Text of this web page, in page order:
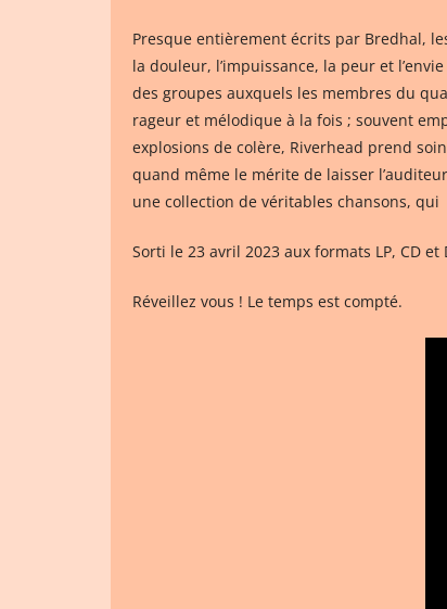
Presque entièrement écrits par Bredhal,
la douleur, l’impuissance, la peur et
des groupes auxquels les membres du
rageur et mélodique à la fois ; souvent
explosions de colère, Riverhead prend
quand même le mérite de laisser
une collection de véritables chansons,
Sorti le 23 avril 2023 aux formats LP, CD
Réveillez vous ! Le temps est compté.